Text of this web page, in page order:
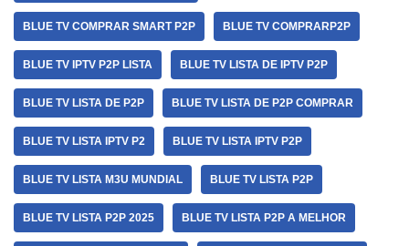
BLUE TV COMPRAR SMART P2P BLUE TV COMPRARP2P
BLUE TV IPTV P2P LISTA BLUE TV LISTA DE IPTV P2P
BLUE TV LISTA DE P2P BLUE TV LISTA DE P2P COMPRAR
BLUE TV LISTA IPTV P2 BLUE TV LISTA IPTV P2P
BLUE TV LISTA M3U MUNDIAL BLUE TV LISTA P2P
BLUE TV LISTA P2P 2025 BLUE TV LISTA P2P A MELHOR